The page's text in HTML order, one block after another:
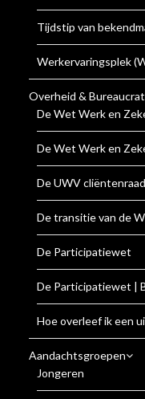
Tijdstip van
Werkervaringsplek
Overheid &
De Wet Werk en
De Wet Werk en
De UWV cliëntenraad
De transitie van de
De Participatiewet
De Participatiewet |
Hoe overleef ik een
Aandachtsgroepen
Jongeren